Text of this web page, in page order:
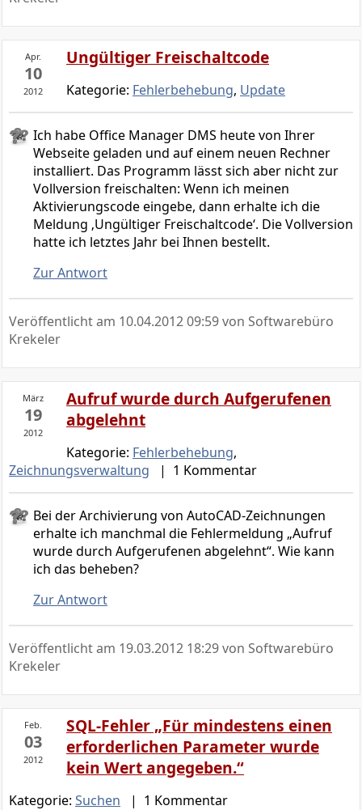
Apr.
10
2012
Ungültiger Freischaltcode
Kategorie: Fehlerbehebung, Update
Ich habe Office Manager DMS heute von Ihrer
Webseite geladen und auf einem neuen Rechner
installiert. Das Programm lässt sich aber nicht zur
Vollversion freischalten: Wenn ich meinen
Aktivierungscode eingebe, dann erhalte ich die
Meldung ‚Ungültiger Freischaltcode‘. Die Vollversion
hatte ich letztes Jahr bei Ihnen bestellt.
Zur Antwort
Veröffentlicht am 10.04.2012 09:59von Softwarebüro
Krekeler
März
19
2012
Aufruf wurde durch Aufgerufenen
abgelehnt
Kategorie: Fehlerbehebung,
Zeichnungsverwaltung | 1 Kommentar
Bei der Archivierung von AutoCAD-Zeichnungen
erhalte ich manchmal die Fehlermeldung „Aufruf
wurde durch Aufgerufenen abgelehnt“. Wie kann
ich das beheben?
Zur Antwort
Veröffentlicht am 19.03.2012 18:29von Softwarebüro
Krekeler
Feb.
03
2012
SQL-Fehler „Für mindestens einen
erforderlichen Parameter wurde
kein Wert angegeben.“
Kategorie: Suchen | 1 Kommentar